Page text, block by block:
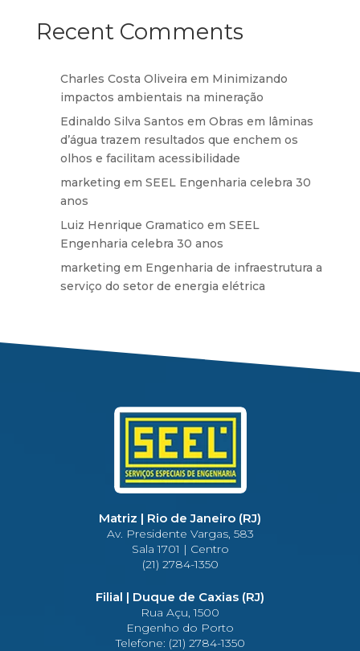
Recent Comments
Charles Costa Oliveira em Minimizando
impactos ambientais na mineração
Edinaldo Silva Santos em Obras em lâminas
d’água trazem resultados que enchem os
olhos e facilitam acessibilidade
marketing em SEEL Engenharia celebra 30
anos
Luiz Henrique Gramatico em SEEL
Engenharia celebra 30 anos
marketing em Engenharia de infraestrutura a
serviço do setor de energia elétrica
Matriz | Rio de Janeiro (RJ)
Av. Presidente Vargas, 583
Sala 1701 | Centro
(21) 2784-1350
Filial | Duque de Caxias (RJ)
Rua Açu, 1500
Engenho do Porto
Telefone: (21) 2784-1350